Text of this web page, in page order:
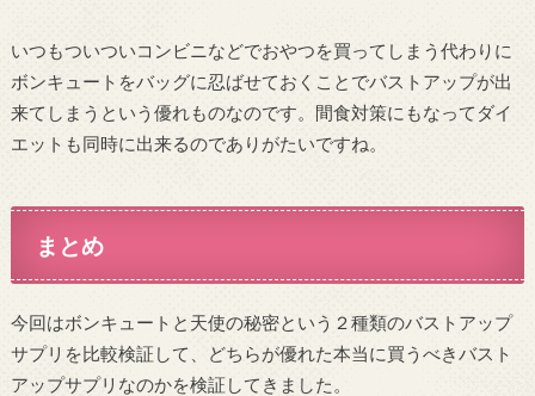
いつもついついコンビニなどでおやつを買ってしまう代わりに
ボンキュートをバッグに忍ばせておくことでバストアップが出
来てしまうという優れものなのです。間食対策にもなってダイ
エットも同時に出来るのでありがたいですね。
まとめ
今回はボンキュートと天使の秘密という２種類のバストアップ
サプリを比較検証して、どちらが優れた本当に買うべきバスト
アップサプリなのかを検証してきました。